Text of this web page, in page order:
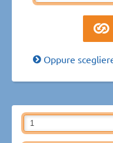
Oppure